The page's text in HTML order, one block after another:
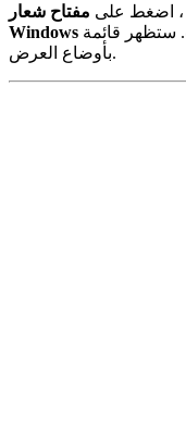
، اضغط على مفتاح شعار
Windows ستظهر قائمة
بأوضاع العرض.